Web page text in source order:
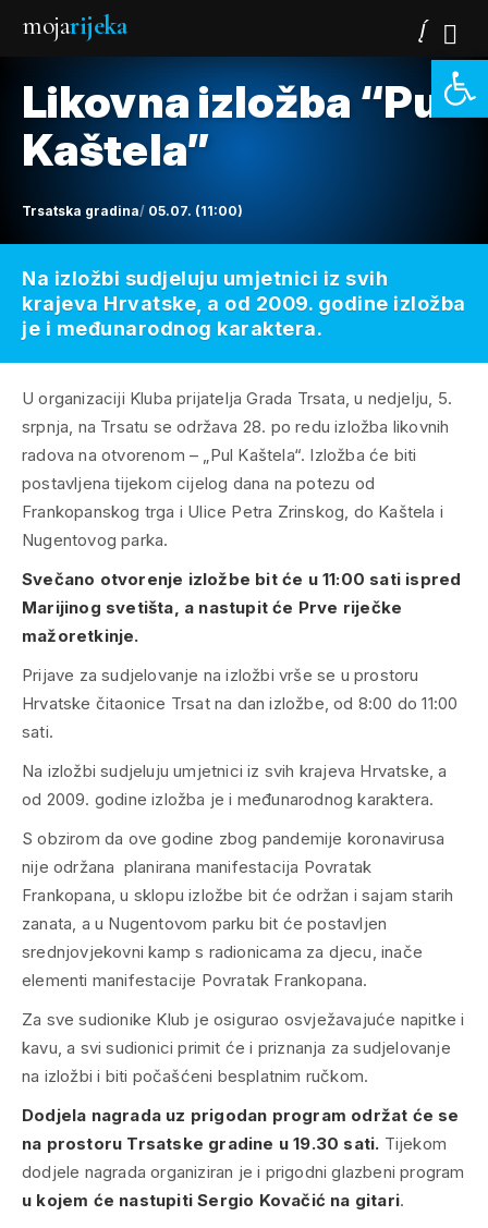
mojarijeka
Likovna izložba “Pul
Kaštela”
Trsatska gradina 05.07. (11:00)
U organizaciji Kluba prijatelja Grada Trsata, u nedjelju, 5.
srpnja, na Trsatu se održava 28. po redu izložba likovnih
radova na otvorenom – „Pul Kaštela“. Izložba će biti
postavljena tijekom cijelog dana na potezu od
Frankopanskog trga i Ulice Petra Zrinskog, do Kaštela i
Nugentovog parka.
Svečano otvorenje izložbe bit će u 11:00 sati ispred
Marijinog svetišta, a nastupit će Prve riječke
mažoretkinje.
Prijave za sudjelovanje na izložbi vrše se u prostoru
Hrvatske čitaonice Trsat na dan izložbe, od 8:00 do 11:00
sati.
Na izložbi sudjeluju umjetnici iz svih krajeva Hrvatske, a
od 2009. godine izložba je i međunarodnog karaktera.
S obzirom da ove godine zbog pandemije koronavirusa
nije održana planirana manifestacija Povratak
Frankopana, u sklopu izložbe bit će održan i sajam starih
zanata, a u Nugentovom parku bit će postavljen
srednjovjekovni kamp s radionicama za djecu, inače
elementi manifestacije Povratak Frankopana.
Za sve sudionike Klub je osigurao osvježavajuće napitke i
kavu, a svi sudionici primit će i priznanja za sudjelovanje
na izložbi i biti počašćeni besplatnim ručkom.
Dodjela nagrada uz prigodan program održat će se
na prostoru Trsatske gradine u 19.30 sati. Tijekom
dodjele nagrada organiziran je i prigodni glazbeni program
u kojem će nastupiti Sergio Kovačić na gitari.
Na izložbi sudjeluju umjetnici iz svih
krajeva Hrvatske, a od 2009. godine izložba
je i međunarodnog karaktera.